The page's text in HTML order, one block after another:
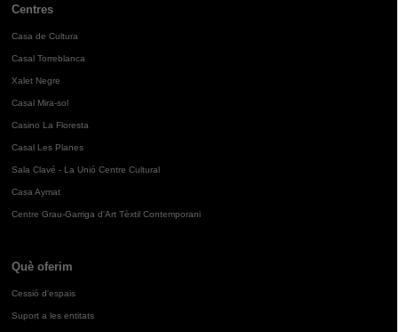
Centres
Casa de Cultura
Casal Torreblanca
Xalet Negre
Casal Mira-sol
Casino La Floresta
Casal Les Planes
Sala Clavé - La Unió Centre Cultural
Casa Aymat
Centre Grau-Garriga d'Art Tèxtil Contemporani
Què oferim
Cessió d'espais
Suport a les entitats